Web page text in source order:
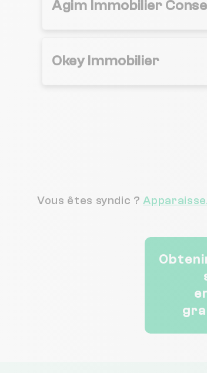
Agim Immobilier
Okey Immobilier
Vous êtes syndic ?